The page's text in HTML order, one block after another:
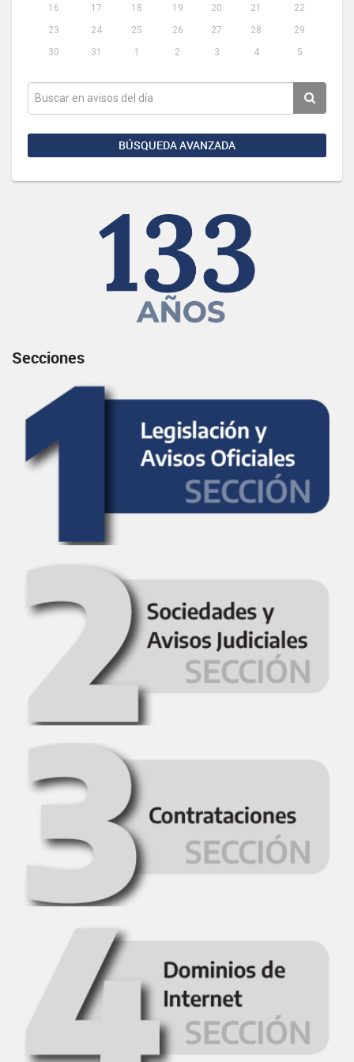
16
17 18 19 20 21
22
23
24 25 26 27 28
29
30
31 1 2 3 4 5
BÚSQUEDA AVANZADA
Secciones